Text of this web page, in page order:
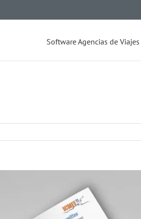
Software Agencias de Viajes